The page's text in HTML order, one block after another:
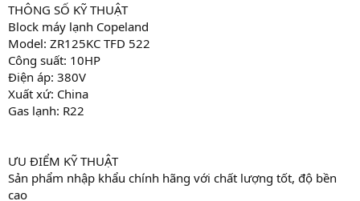
THÔNG SỐ KỸ THUẬT
Block máy lạnh Copeland
Model: ZR125KC TFD 522
Công suất: 10HP
Điện áp: 380V
Xuất xứ: China
Gas lạnh: R22
ƯU ĐIỂM KỸ THUẬT
Sản phẩm nhập khẩu chính hãng với chất lượng tốt, độ bền
cao